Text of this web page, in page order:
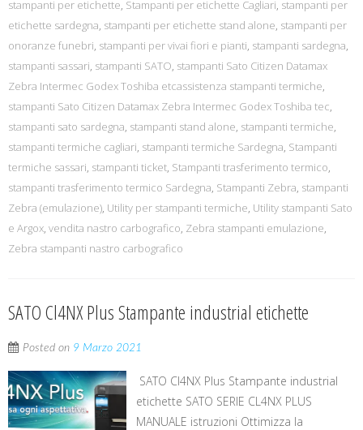
stampanti per etichette, Stampanti per etichette Cagliari, stampanti per
etichette sardegna, stampanti per etichette stand alone, stampanti per
onoranze funebri, stampanti per vivai fiori e pianti, stampanti sardegna,
stampanti sassari, stampanti SATO, stampanti Sato Citizen Datamax
Zebra Intermec Godex Toshiba etcassistenza stampanti termiche,
stampanti Sato Citizen Datamax Zebra Intermec Godex Toshiba tec,
stampanti sato sardegna, stampanti stand alone, stampanti termiche,
stampanti termiche cagliari, stampanti termiche Sardegna, Stampanti
termiche sassari, stampanti ticket, Stampanti trasferimento termico,
stampanti trasferimento termico Sardegna, Stampanti Zebra, stampanti
Zebra (emulazione), Utility per stampanti termiche, Utility stampanti Sato
e Argox, vendita nastro carbografico, Zebra stampanti emulazione,
Zebra stampanti nastro carbografico
SATO Cl4NX Plus Stampante industrial etichette
Posted on 9 Marzo 2021
SATO Cl4NX Plus Stampante industrial
etichette SATO SERIE CL4NX PLUS
MANUALE istruzioni Ottimizza la